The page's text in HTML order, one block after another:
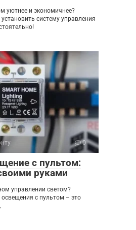
уютнее и экономичнее?
установить систему управления
0
с пультом:
руками
управлении светом?
с пультом – это